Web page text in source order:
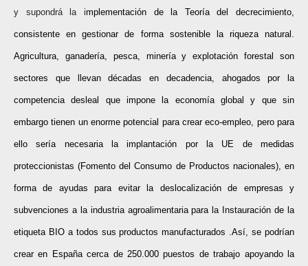
y supondrá la implementación de la Teoría del decrecimiento,
consistente en gestionar de forma sostenible la riqueza natural.
Agricultura, ganadería, pesca, minería y explotación forestal son
sectores que llevan décadas en decadencia, ahogados por la
competencia desleal que impone la economía global y que sin
embargo tienen un enorme potencial para crear eco-empleo, pero para
ello sería necesaria la implantación por la UE de medidas
proteccionistas (Fomento del Consumo de Productos nacionales), en
forma de ayudas para evitar la deslocalización de empresas y
subvenciones a la industria agroalimentaria para la Instauración de la
etiqueta BIO a todos sus productos manufacturados .Así, se podrían
crear en España cerca de 250.000 puestos de trabajo apoyando la